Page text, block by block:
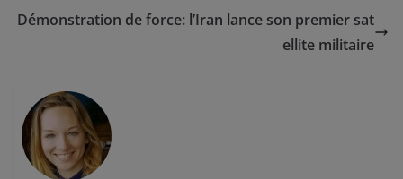
Démonstration de force: l’Iran lance son premier sat
ellite militaire